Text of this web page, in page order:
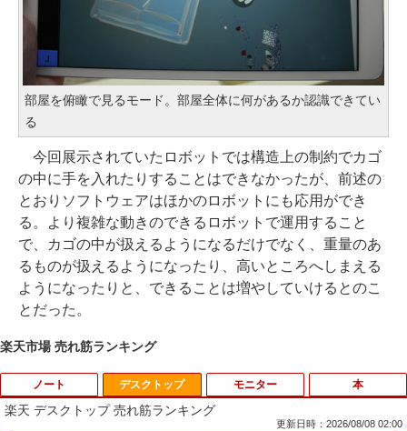
部屋を俯瞰で見るモード。部屋全体に何があるか認識できてい
る
今回展示されていたロボットでは構造上の制約でカゴ
の中に手を入れたりすることはできなかったが、前述の
とおりソフトウェアはほかのロボットにも応用ができ
る。より複雑な動きのできるロボットで運用すること
で、カゴの中が扱えるようになるだけでなく、重量のあ
るものが扱えるようになったり、高いところへしまえる
ようになったりと、できることは増やしていけるとのこ
とだった。
楽天市場 売れ筋ランキング
ノート デスクトップ
楽天 デスクトップ 売れ筋ランキング
更新日時：2026/08/08 02:00
モニター 本